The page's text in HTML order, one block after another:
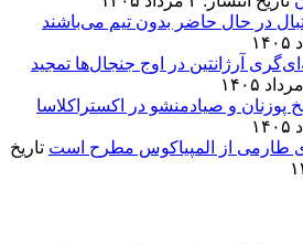
در حال حاضر بدون تیم می‌باشند
آرژانتین در اوج جنجال‌ها تمجید
پوزنان و صیادمنشو در اکستراکلاسا
طارمی از المپیاکوس مطرح است تاریخ